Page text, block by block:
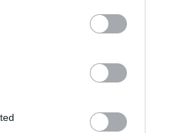
Dick Sundevall
Grov misshandel
Kristdemokraterna